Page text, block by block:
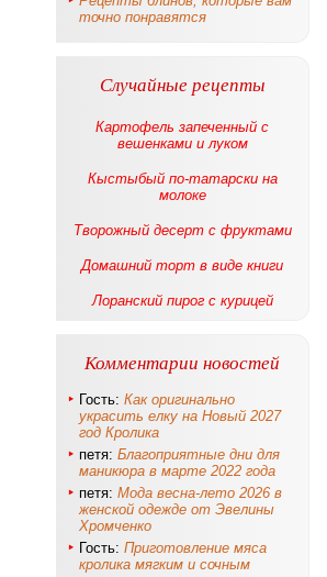
точно понравятся
Случайные рецепты
Картофель запеченный с
вешенками и луком
Кыстыбый по-татарски на
молоке
Творожный десерт с фруктами
Домашний торт в виде книги
Лоранский пирог с курицей
Комментарии новостей
Гость: Как оригинально
украсить елку на Новый 2027
год Кролика
петя: Благоприятные дни для
маникюра в марте 2022 года
петя: Мода весна-лето 2026 в
женской одежде от Эвелины
Хромченко
Гость: Приготовление мяса
кролика мягким и сочным